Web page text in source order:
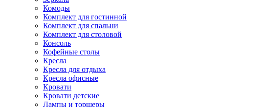
Комоды
Комплект для гостинной
Комплект для спальни
Комплект для столовой
Консоль
Кофейные столы
Кресла
Кресла для отдыха
Кресла офисные
Кровати
Кровати детские
Лампы и торшеры